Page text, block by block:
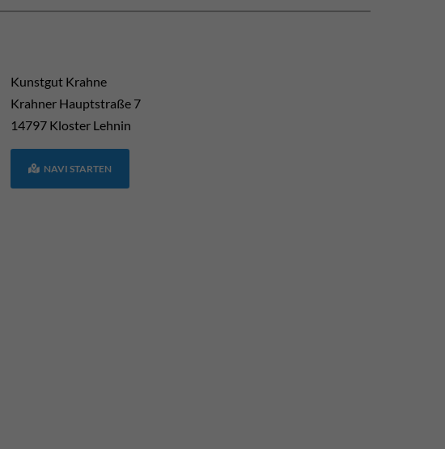
Kunstgut Krahne
Krahner Hauptstraße 7
14797 Kloster Lehnin
NAVI STARTEN